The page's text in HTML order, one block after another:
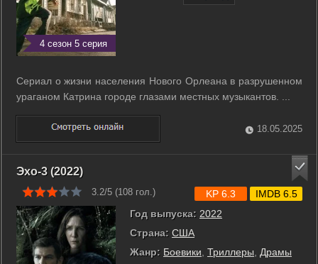
4 сезон 5 серия
Сериал о жизни населения Нового Орлеана в разрушенном
ураганом Катрина городе глазами местных музыкантов. ...
18.05.2025
Эхо-3 (2022)
3.2/5 (108 гол.)
Год выпуска: 2022
Страна: США
Жанр: Боевики Триллеры
Драмы
KP 6.3 IMDB 6.5